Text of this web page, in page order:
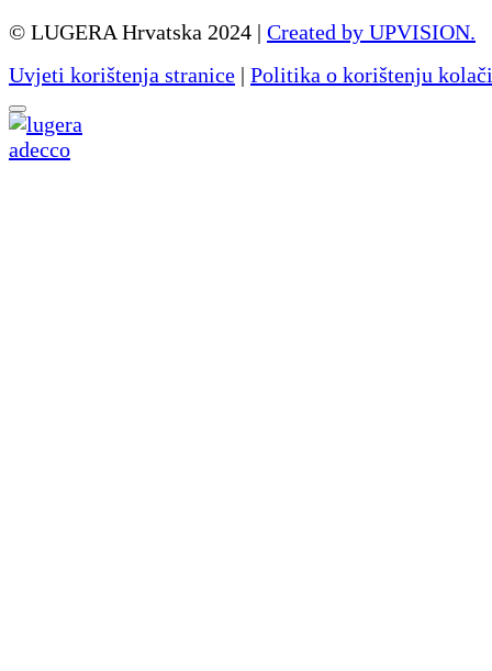
© LUGERA Hrvatska 2024 | Created by UPVISION.
Uvjeti korištenja stranice | Politika o korištenju